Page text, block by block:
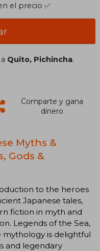
el precio ✅
a Quito, Pichincha.
Comparte y gana
dinero
Myths &
Gods &
to the heroes
Japanese tales,
fiction in myth and
Legends of the Sea,
mythology is delightful
and legendary